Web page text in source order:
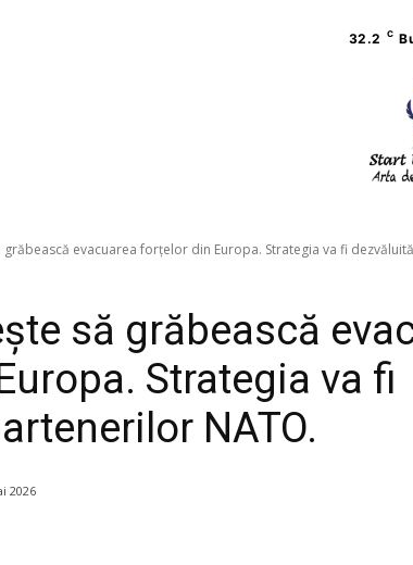
32.2 C
grăbească evacuarea forțelor din Europa. Strategia va fi
să grăbească
Strategia va fi
NATO.
2026